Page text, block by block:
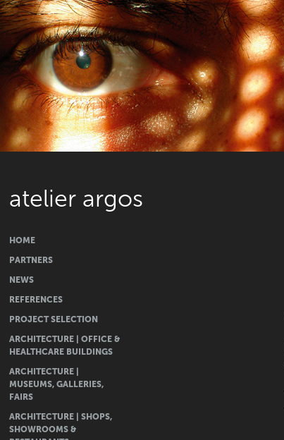
atelier argos
HOME
PARTNERS
NEWS
REFERENCES
PROJECT SELECTION
ARCHITECTURE | OFFICE &
HEALTHCARE BUILDINGS
ARCHITECTURE |
MUSEUMS, GALLERIES,
FAIRS
ARCHITECTURE | SHOPS,
SHOWROOMS &